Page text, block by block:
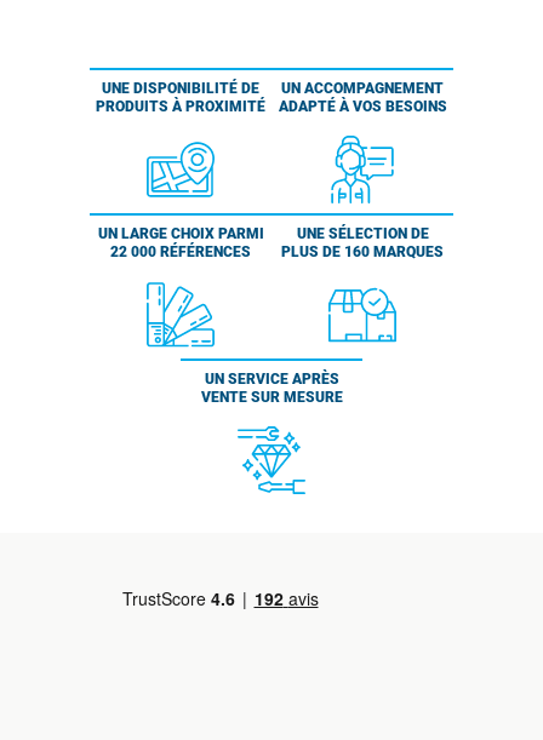
UNE DISPONIBILITÉ DE
PRODUITS À PROXIMITÉ
UN ACCOMPAGNEMENT
ADAPTÉ À VOS BESOINS
UN LARGE CHOIX PARMI
22 000 RÉFÉRENCES
UNE SÉLECTION DE
PLUS DE 160 MARQUES
UN SERVICE APRÈS
VENTE SUR MESURE